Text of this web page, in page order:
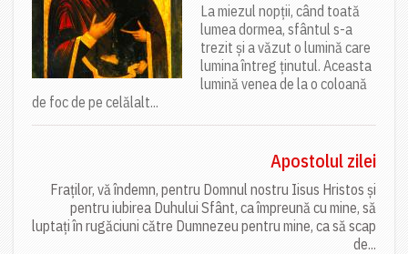
La miezul nopții, când toată
lumea dormea, sfântul s-a
trezit și a văzut o lumină care
lumina întreg ținutul. Aceasta
lumină venea de la o coloană
de foc de pe celălalt...
Apostolul zilei
Fraților, vă îndemn, pentru Domnul nostru Iisus Hristos și
pentru iubirea Duhului Sfânt, ca împreună cu mine, să
luptați în rugăciuni către Dumnezeu pentru mine, ca să scap
de...